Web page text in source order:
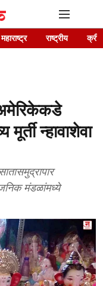
महाराष्ट्र राष्ट्रीय
न्हावाशेवा
मंडळांमध्ये